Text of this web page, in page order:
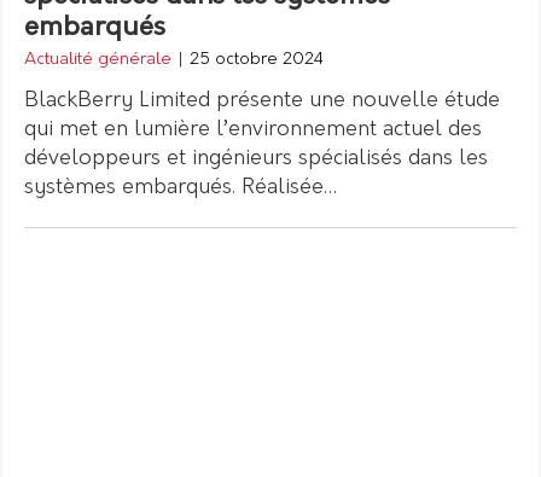
embarqués
Actualité générale 25 octobre 2024
BlackBerry Limited présente une nouvelle étude
qui met en lumière l’environnement actuel des
développeurs et ingénieurs spécialisés dans les
systèmes embarqués. Réalisée…